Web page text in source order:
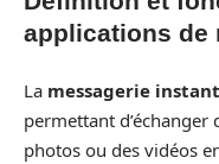
applications de
La messagerie
permettant d’échanger
photos ou des vidéos